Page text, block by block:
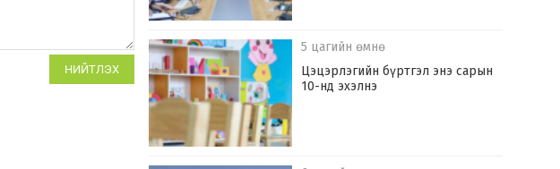
НИЙТЛЭХ
5 цагийн өмнө
Цэцэрлэгийн бүртгэл энэ сарын
10-нд эхэлнэ